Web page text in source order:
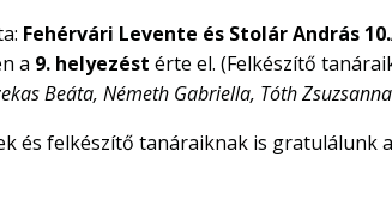
Fehérvári Levente és Stolár András
a 9. helyezést érte el. (Felkészítő
Beáta, Németh Gabriella, Tóth Zsuzsanna
és felkészítő tanáraiknak is gratulálunk